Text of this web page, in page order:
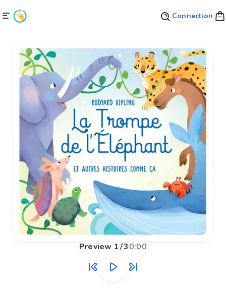
Connection
Preview 1/30:00